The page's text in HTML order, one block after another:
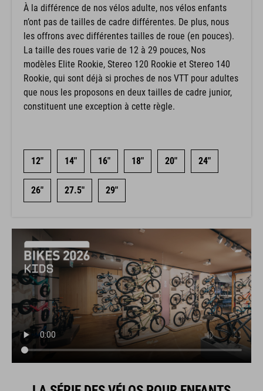
À la différence de nos vélos adulte, nos vélos enfants
n’ont pas de tailles de cadre différentes. De plus, nous
les offrons avec différentes tailles de roue (en pouces).
La taille des roues varie de 12 à 29 pouces, Nos
modèles Elite Rookie, Stereo 120 Rookie et Stereo 140
Rookie, qui sont déjà si proches de nos VTT pour adultes
que nous les proposons en deux tailles de cadre junior,
constituent une exception à cette règle.
12" 14" 16" 18" 20" 24"
26" 27.5" 29"